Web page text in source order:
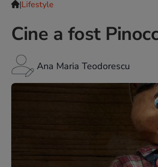
|Lifestyle
Cine a fost
Ana Maria Teodorescu